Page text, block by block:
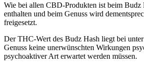
Wie bei allen CBD-Produkten ist beim Budz
enthalten und beim Genuss wird
freigesetzt.
Der THC-Wert des Budz Hash liegt bei
Genuss keine unerwünschten Wirkungen
psychoaktiver Art erwartet werden müssen.